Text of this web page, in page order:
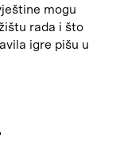
mogu
rada i što
igre pišu u